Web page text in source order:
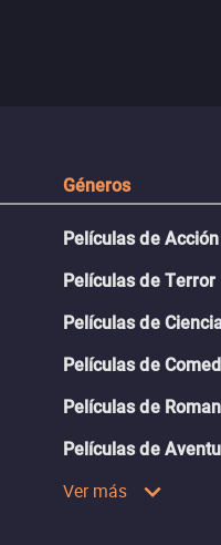
Géneros
Películas de Acción
Películas de Terror
Películas de
Películas de
Películas de
Películas de
Ver más